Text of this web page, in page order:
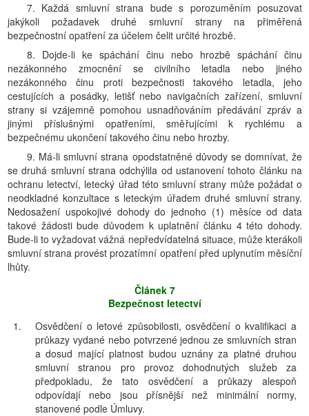
7. Každá smluvní strana bude s porozuměním posuzovat
jakýkoli požadavek druhé smluvní strany na přiměřená
bezpečnostní opatření za účelem čelit určité hrozbě.
8. Dojde-li ke spáchání činu nebo hrozbě spáchání činu
nezákonného zmocnění se civilního letadla nebo jiného
nezákonného činu proti bezpečnosti takového letadla, jeho
cestujících a posádky, letišť nebo navigačních zařízení, smluvní
strany si vzájemně pomohou usnadňováním předávání zpráv a
jinými příslušnými opatřeními, směřujícími k rychlému a
bezpečnému ukončení takového činu nebo hrozby.
9. Má-li smluvní strana opodstatněné důvody se domnívat, že
se druhá smluvní strana odchýlila od ustanovení tohoto článku na
ochranu letectví, letecký úřad této smluvní strany může požádat o
neodkladné konzultace s leteckým úřadem druhé smluvní strany.
Nedosažení uspokojivé dohody do jednoho (1) měsíce od data
takové žádosti bude důvodem k uplatnění článku 4 této dohody.
Bude-li to vyžadovat vážná nepředvídatelná situace, může kterákoli
smluvní strana provést prozatímní opatření před uplynutím měsíční
lhůty.
Článek 7
Bezpečnost letectví
1.
Osvědčení o letové způsobilosti, osvědčení o kvalifikaci a
průkazy vydané nebo potvrzené jednou ze smluvních stran
a dosud mající platnost budou uznány za platné druhou
smluvní stranou pro provoz dohodnutých služeb za
předpokladu, že tato osvědčení a průkazy alespoň
odpovídají nebo jsou přísnější než minimální normy,
stanovené podle Úmluvy.